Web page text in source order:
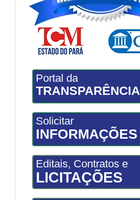
Portal da
TRANSPARÊNCIA
Solicitar
INFORMAÇÕES
Editais, Contratos e
LICITAÇÕES